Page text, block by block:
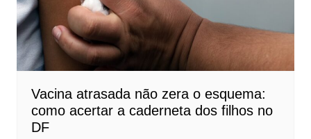
Vacina atrasada não zera o esquema:
como acertar a caderneta dos filhos no
DF